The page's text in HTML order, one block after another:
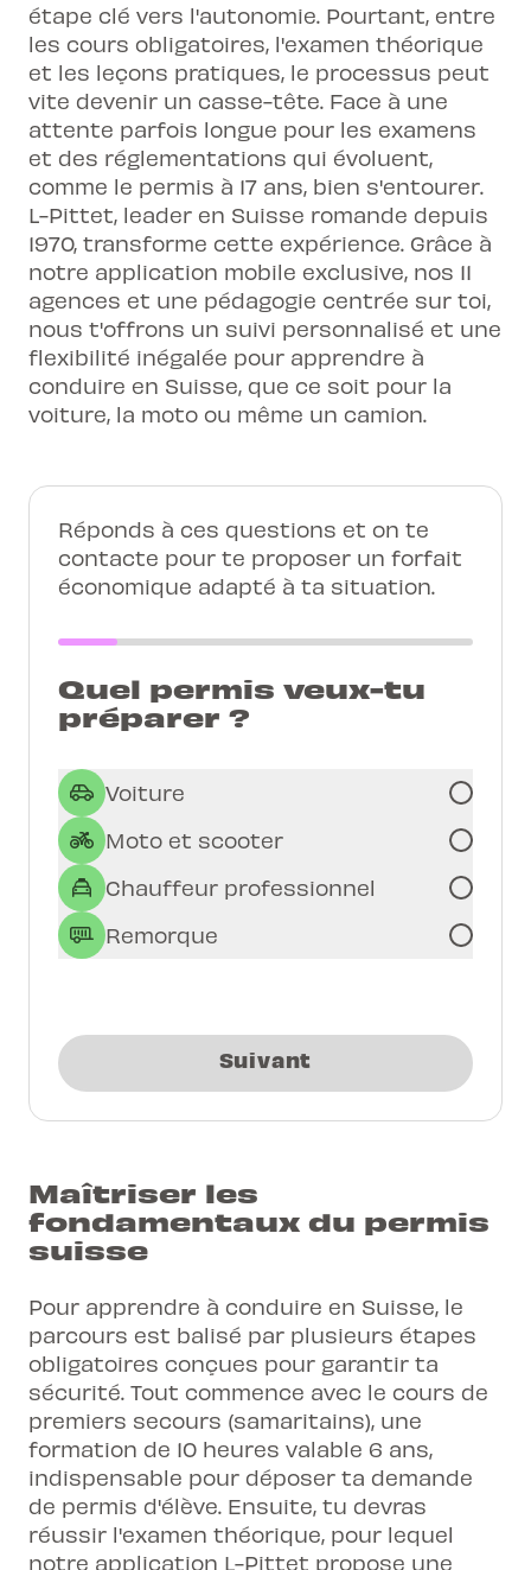
étape clé vers l'autonomie. Pourtant, entre
les cours obligatoires, l'examen théorique
et les leçons pratiques, le processus peut
vite devenir un casse-tête. Face à une
attente parfois longue pour les examens
et des réglementations qui évoluent,
comme le permis à 17 ans, bien s'entourer.
L-Pittet, leader en Suisse romande depuis
1970, transforme cette expérience. Grâce à
notre application mobile exclusive, nos 11
agences et une pédagogie centrée sur toi,
nous t'offrons un suivi personnalisé et une
flexibilité inégalée pour apprendre à
conduire en Suisse, que ce soit pour la
voiture, la moto ou même un camion.
Réponds à ces questions et on te
contacte pour te proposer un forfait
économique adapté à ta situation.
Quel permis veux-tu
préparer ?
Voiture
Moto et scooter
Chauffeur professionnel
Remorque
Suivant
Maîtriser les
fondamentaux du permis
suisse
Pour apprendre à conduire en Suisse, le
parcours est balisé par plusieurs étapes
obligatoires conçues pour garantir ta
sécurité. Tout commence avec le cours de
premiers secours (samaritains), une
formation de 10 heures valable 6 ans,
indispensable pour déposer ta demande
de permis d'élève. Ensuite, tu devras
réussir l'examen théorique, pour lequel
notre application L-Pittet propose une